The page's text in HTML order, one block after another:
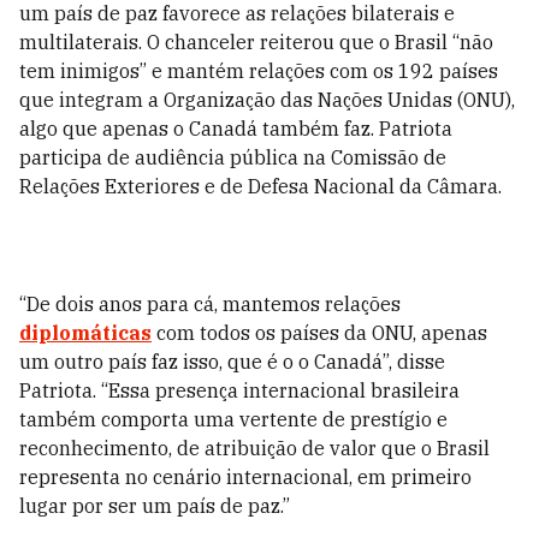
um país de paz favorece as relações bilaterais e
multilaterais. O chanceler reiterou que o Brasil “não
tem inimigos” e mantém relações com os 192 países
que integram a Organização das Nações Unidas (ONU),
algo que apenas o Canadá também faz. Patriota
participa de audiência pública na Comissão de
Relações Exteriores e de Defesa Nacional da Câmara.
“De dois anos para cá, mantemos relações
diplomáticas com todos os países da ONU, apenas
um outro país faz isso, que é o o Canadá”, disse
Patriota. “Essa presença internacional brasileira
também comporta uma vertente de prestígio e
reconhecimento, de atribuição de valor que o Brasil
representa no cenário internacional, em primeiro
lugar por ser um país de paz.”